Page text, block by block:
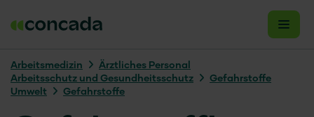
Arbeits­medizin
Ärztliches Personal
Arbeitsschutz und Gesundheitsschutz
Gefahrstoffe
Umwelt
Gefahrstoffe